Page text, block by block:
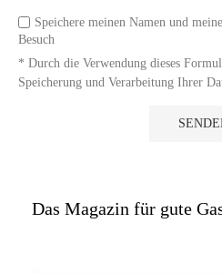
Speichere meinen Namen und
Besuch
* Durch die Verwendung dieses
Speicherung und Verarbeitung Ihrer
Das Magazin für gute